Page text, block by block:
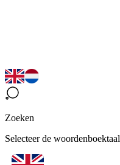
Zoeken
Selecteer de woordenboektaal